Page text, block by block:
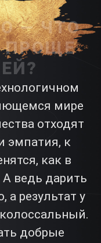
— ЧТО
ПРОЩЕ
мире
отходят
эмпатия, к
как в
ведь дарить
а результат у
добрые